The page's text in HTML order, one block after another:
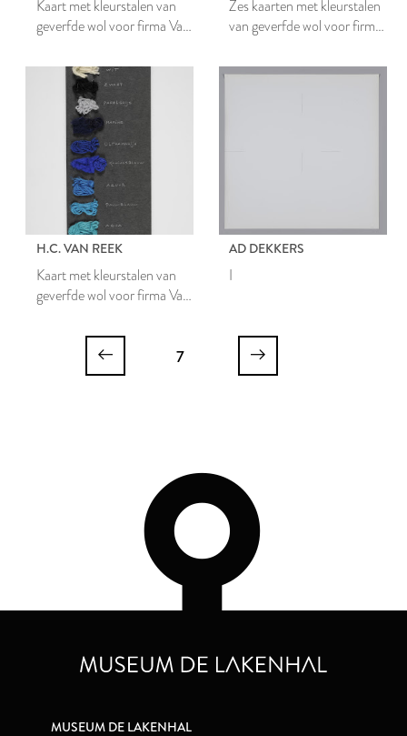
Kaart met kleurstalen van
geverfde wol voor firma Van
Zes kaarten met kleurstalen
van geverfde wol voor firma
H.C. VAN REEK
Kaart met kleurstalen van
geverfde wol voor firma Van
AD DEKKERS
I
7
MUSEUM DE LAKENHAL